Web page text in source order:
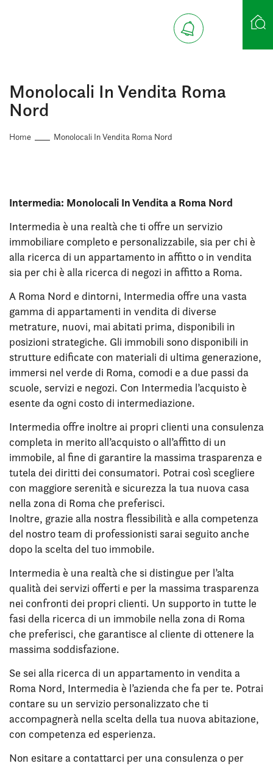
Monolocali In Vendita Roma
Nord
Home Monolocali In Vendita Roma Nord
Intermedia: Monolocali In Vendita a Roma Nord
Intermedia è una realtà che ti offre un servizio
immobiliare completo e personalizzabile, sia per chi è
alla ricerca di un appartamento in affitto o in vendita
sia per chi è alla ricerca di negozi in affitto a Roma.
A Roma Nord e dintorni, Intermedia offre una vasta
gamma di appartamenti in vendita di diverse
metrature, nuovi, mai abitati prima, disponibili in
posizioni strategiche. Gli immobili sono disponibili in
strutture edificate con materiali di ultima generazione,
immersi nel verde di Roma, comodi e a due passi da
scuole, servizi e negozi. Con Intermedia l’acquisto è
esente da ogni costo di intermediazione.
Intermedia offre inoltre ai propri clienti una consulenza
completa in merito all’acquisto o all’affitto di un
immobile, al fine di garantire la massima trasparenza e
tutela dei diritti dei consumatori. Potrai così scegliere
con maggiore serenità e sicurezza la tua nuova casa
nella zona di Roma che preferisci.
Inoltre, grazie alla nostra flessibilità e alla competenza
del nostro team di professionisti sarai seguito anche
dopo la scelta del tuo immobile.
Intermedia è una realtà che si distingue per l’alta
qualità dei servizi offerti e per la massima trasparenza
nei confronti dei propri clienti. Un supporto in tutte le
fasi della ricerca di un immobile nella zona di Roma
che preferisci, che garantisce al cliente di ottenere la
massima soddisfazione.
Se sei alla ricerca di un appartamento in vendita a
Roma Nord, Intermedia è l’azienda che fa per te. Potrai
contare su un servizio personalizzato che ti
accompagnerà nella scelta della tua nuova abitazione,
con competenza ed esperienza.
Non esitare a contattarci per una consulenza o per